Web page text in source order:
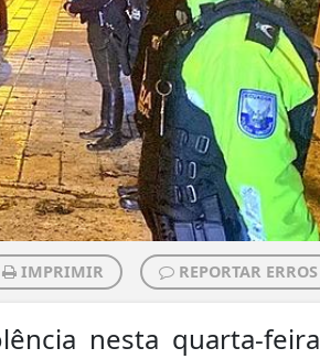
IMPRIMIR REPORTAR ERROS
nesta quarta-feira